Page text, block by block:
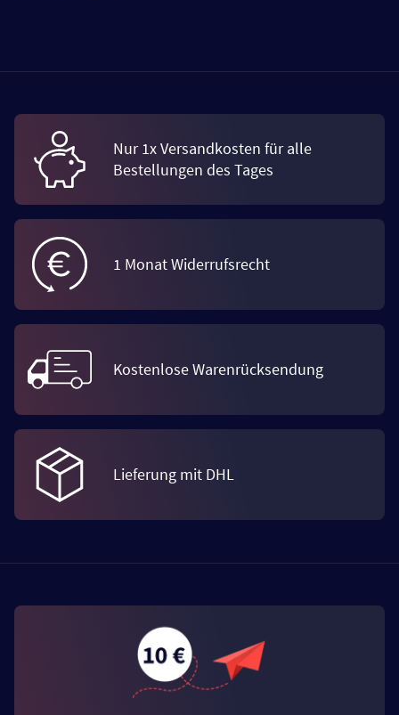
Nur 1x Versandkosten für alle
Bestellungen des Tages
1 Monat Widerrufsrecht
Kostenlose Warenrücksendung
Lieferung mit DHL